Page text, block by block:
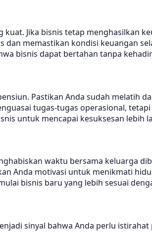
Jika bisnis tetap menghasilkan
dan memastikan kondisi keuangan
bisnis dapat bertahan tanpa
Pastikan Anda sudah melatih
tugas-tugas operasional,
untuk mencapai kesuksesan lebih
waktu bersama keluarga
Anda motivasi untuk menikmati
bisnis baru yang lebih sesuai
sinyal bahwa Anda perlu